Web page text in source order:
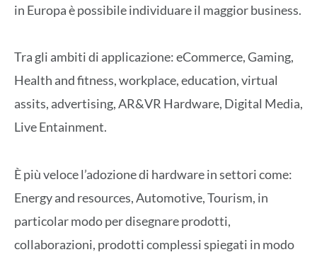
in Europa è possibile individuare il maggior business.
Tra gli ambiti di applicazione: eCommerce, Gaming,
Health and fitness, workplace, education, virtual
assits, advertising, AR&VR Hardware, Digital Media,
Live Entainment.
È più veloce l’adozione di hardware in settori come:
Energy and resources, Automotive, Tourism, in
particolar modo per disegnare prodotti,
collaborazioni, prodotti complessi spiegati in modo